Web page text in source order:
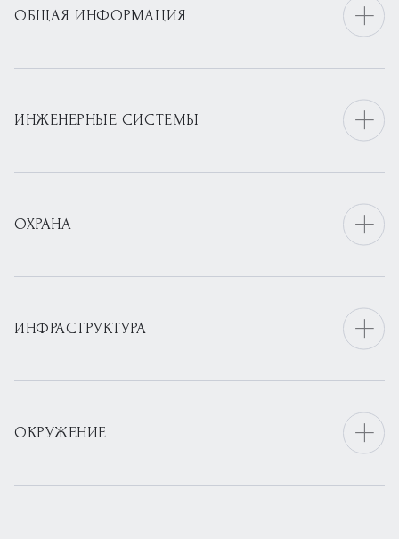
ОБЩАЯ ИНФОРМАЦИЯ
ИНЖЕНЕРНЫЕ СИСТЕМЫ
ОХРАНА
ИНФРАСТРУКТУРА
ОКРУЖЕНИЕ